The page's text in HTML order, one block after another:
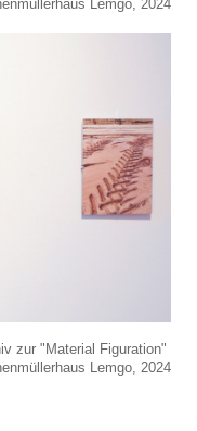
Lemgo, 2024
zur "Material Figuration"
Lemgo, 2024